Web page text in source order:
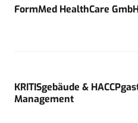
FormMed HealthCare
KRITISgebäude &
Management